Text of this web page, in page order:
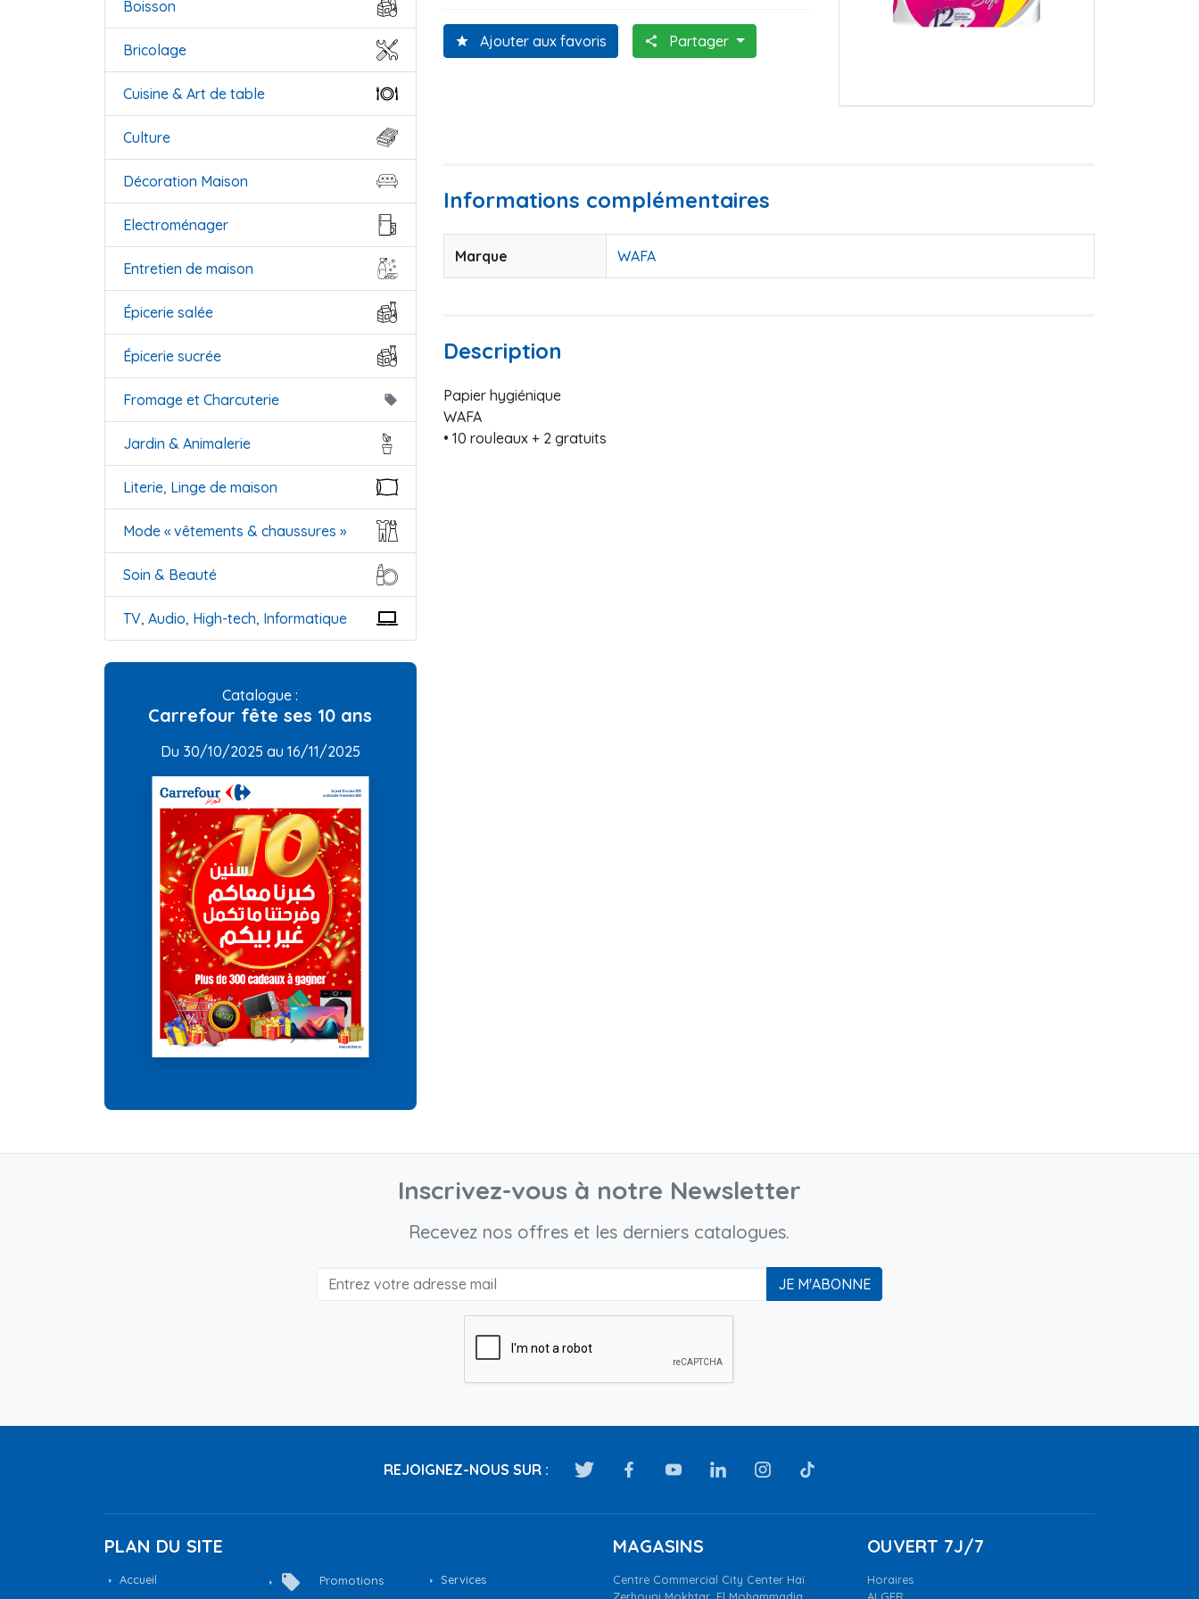
Boisson
Bricolage
Cuisine & Art de table
Culture
Décoration Maison
Electroménager
Entretien de maison
Épicerie salée
Épicerie sucrée
Fromage et Charcuterie local_offer
Jardin & Animalerie
Literie, Linge de maison
Mode « vêtements & chaussures »
Soin & Beauté
TV, Audio, High-tech, Informatique
Catalogue :
Carrefour fête ses 10 ans
Du 30/10/2025 au 16/11/2025
star Ajouter aux favoris share Partager
Informations complémentaires
Marque WAFA
Description
Papier hygiénique
WAFA
• 10 rouleaux + 2 gratuits
Inscrivez-vous à notre Newsletter
Recevez nos offres et les derniers catalogues.
JE M'ABONNE
REJOIGNEZ-NOUS SUR :
PLAN DU SITE
Accueil local_offer Promotions
Services
MAGASINS
Centre Commercial City Center Haï
OUVERT 7J/7
Horaires